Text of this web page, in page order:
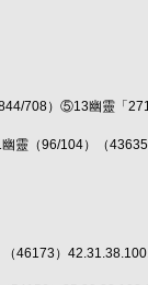
708）⑤13幽靈「
靈（96/104）（
46173）